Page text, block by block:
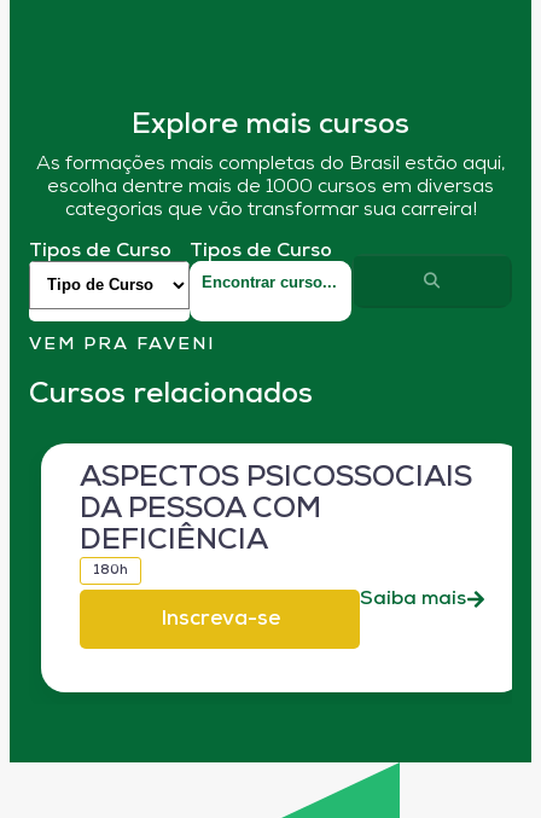
Explore mais cursos
As formações mais completas do Brasil estão aqui,
escolha dentre mais de 1000 cursos em diversas
categorias que vão transformar sua carreira!
Tipos de Curso Tipos de Curso
VEM PRA FAVENI
Cursos relacionados
ASPECTOS PSICOSSOCIAIS
DA PESSOA COM
DEFICIÊNCIA
180h
Inscreva-se
Saiba mais